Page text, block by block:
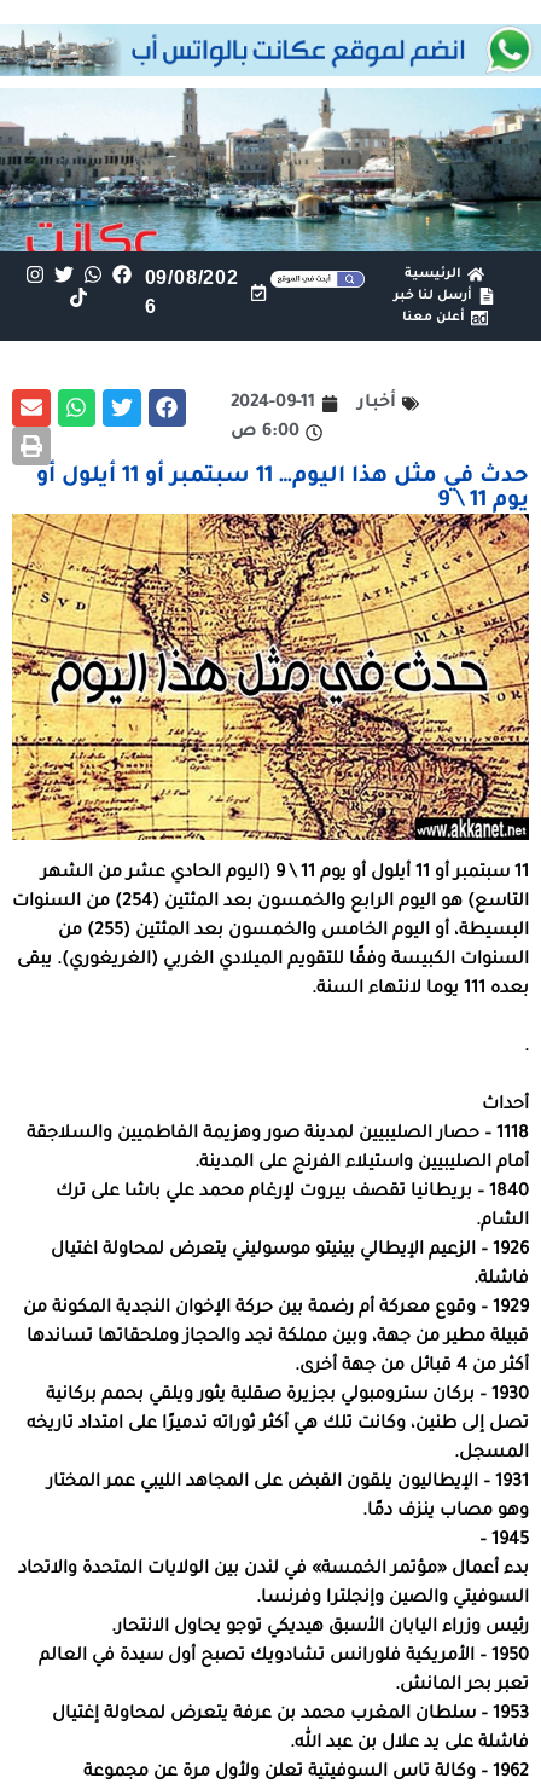
الرئيسية
أرسل لنا خبر
أعلن معنا
09/08/202
6
أخبار
2024-09-11
6:00 ص
حدث في مثل هذا اليوم… 11 سبتمبر أو 11 أيلول أو
يوم 11 \ 9
11 سبتمبر أو 11 أيلول أو يوم 11 \ 9 (اليوم الحادي عشر من الشهر
التاسع) هو اليوم الرابع والخمسون بعد المئتين (254) من السنوات
البسيطة، أو اليوم الخامس والخمسون بعد المئتين (255) من
السنوات الكبيسة وفقًا للتقويم الميلادي الغربي (الغريغوري). يبقى
بعده 111 يوما لانتهاء السنة.
.
أحداث
1118 – حصار الصليبيين لمدينة صور وهزيمة الفاطميين والسلاجقة
أمام الصليبيين واستيلاء الفرنج على المدينة.
1840 – بريطانيا تقصف بيروت لإرغام محمد علي باشا على ترك
الشام.
1926 – الزعيم الإيطالي بينيتو موسوليني يتعرض لمحاولة اغتيال
فاشلة.
1929 – وقوع معركة أم رضمة بين حركة الإخوان النجدية المكونة من
قبيلة مطير من جهة، وبين مملكة نجد والحجاز وملحقاتها تساندها
أكثر من 4 قبائل من جهة أخرى.
1930 – بركان سترومبولي بجزيرة صقلية يثور ويلقي بحمم بركانية
تصل إلى طنين، وكانت تلك هي أكثر ثوراته تدميرًا على امتداد تاريخه
المسجل.
1931 – الإيطاليون يلقون القبض على المجاهد الليبي عمر المختار
وهو مصاب ينزف دمًا.
1945 –
بدء أعمال «مؤتمر الخمسة» في لندن بين الولايات المتحدة والاتحاد
السوفيتي والصين وإنجلترا وفرنسا.
رئيس وزراء اليابان الأسبق هيديكي توجو يحاول الانتحار.
1950 – الأمريكية فلورانس تشادويك تصبح أول سيدة في العالم
تعبر بحر المانش.
1953 – سلطان المغرب محمد بن عرفة يتعرض لمحاولة إغتيال
فاشلة على يد علال بن عبد الله.
1962 – وكالة تاس السوفيتية تعلن ولأول مرة عن مجموعة